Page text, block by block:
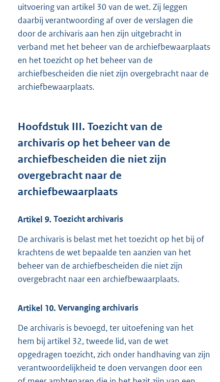
uitvoering van artikel 30 van de wet. Zij leggen
daarbij verantwoording af over de verslagen die
door de archivaris aan hen zijn uitgebracht in
verband met het beheer van de archiefbewaarplaats
en het toezicht op het beheer van de
archiefbescheiden die niet zijn overgebracht naar de
archiefbewaarplaats.
Hoofdstuk III. Toezicht van de
archivaris op het beheer van de
archiefbescheiden die niet zijn
overgebracht naar de
archiefbewaarplaats
Artikel 9. Toezicht archivaris
De archivaris is belast met het toezicht op het bij of
krachtens de wet bepaalde ten aanzien van het
beheer van de archiefbescheiden die niet zijn
overgebracht naar een archiefbewaarplaats.
Artikel 10. Vervanging archivaris
De archivaris is bevoegd, ter uitoefening van het
hem bij artikel 32, tweede lid, van de wet
opgedragen toezicht, zich onder handhaving van zijn
verantwoordelijkheid te doen vervangen door een